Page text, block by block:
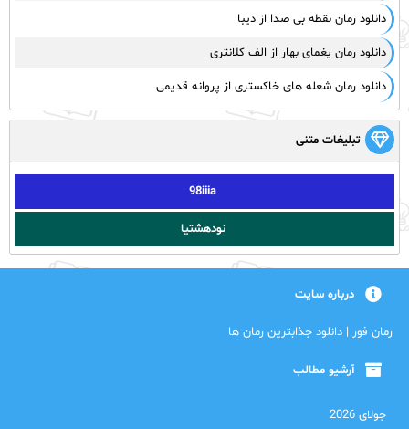
دانلود رمان نقطه بی صدا از دیبا
دانلود رمان یغمای بهار از الف کلانتری
دانلود رمان شعله های خاکستری از پروانه قدیمی
تبلیغات متنی
98iiia
نودهشتیا
درباره سایت
رمان فور | دانلود جذابترین رمان ها
آرشیو مطالب
جولای 2026